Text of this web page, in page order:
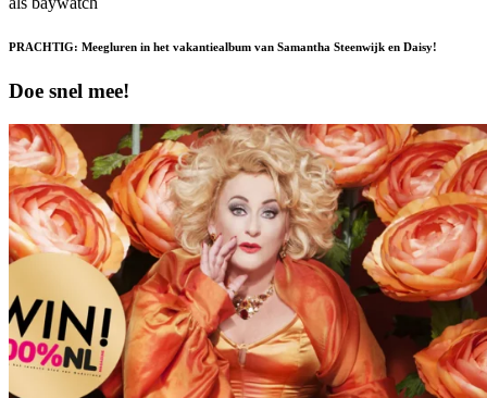
PRACHTIG: Meegluren in het vakantiealbum van Samantha Steenwijk en Daisy!
Doe snel mee!